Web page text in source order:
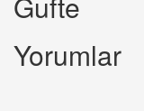
Yorumlar